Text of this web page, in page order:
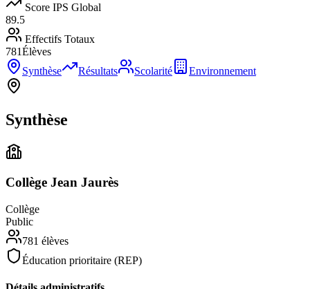
Score IPS Global
89.5
Effectifs Totaux
781Élèves
Synthèse
Résultats Scolarité Environnement
Synthèse
Collège Jean Jaurès
Collège
Public
781 élèves
Éducation prioritaire (REP)